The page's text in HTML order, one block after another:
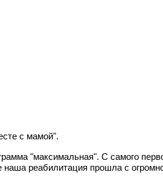
с мамой".
"максимальная". С самого
реабилитация прошла с